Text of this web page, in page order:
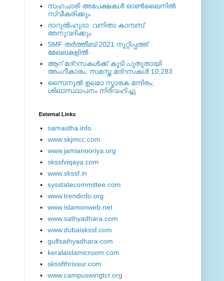
സഹചാരി അപേക്ഷകൾ ഓൺലൈനിൽ
സ്വീകരിക്കും
ദാറുല്‍ഹുദാ: വനിതാ കാമ്പസ്
അനുവദിക്കും
SMF തര്‍ത്തീബ്-2021 നൂറ്റിപ്പത്ത്
മേഖലകളില്‍
ആറ് മദ്റസകള്‍ക്ക് കൂടി പുതുതായി
അംഗീകാരം; സമസ്ത മദ്റസകള്‍ 10,283
സൈനുല്‍ ഉലമാ സ്മാരക മന്ദിരം;
ശിലാസ്ഥാപനം നിര്‍വഹിച്ചു
External ‎Links
samastha.info
www.skjmcc.com
www.jamianooriya.org
skssfviqaya.com
www.skssf.in
sysstatecommittee.com
www.trendinfo.org
www.islamonweb.net
www.sathyadhara.com
www.dubaiskssf.com
gulfsathyadhara.com
keralaislamicroom.com
skssfthrissur.com
www.campuswingtcr.org